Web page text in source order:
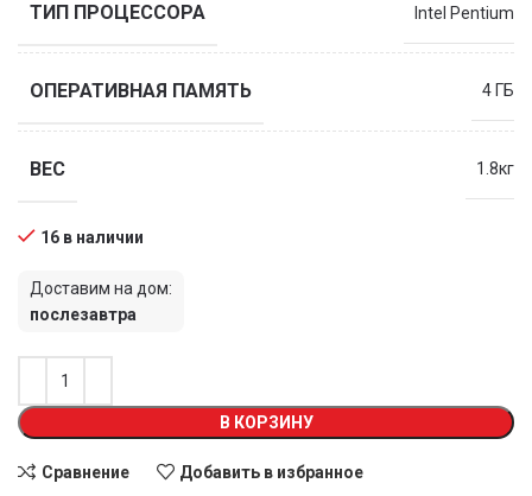
ТИП ПРОЦЕССОРА Intel Pentium
ОПЕРАТИВНАЯ ПАМЯТЬ 4 ГБ
ВЕС 1.8кг
16 в наличии
Доставим на дом:
послезавтра
В КОРЗИНУ
Сравнение Добавить в избранное